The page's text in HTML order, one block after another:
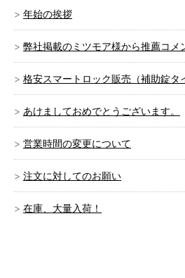
年始の挨拶
弊社掲載のミツモア様から推薦コメ
格安スマートロック販売（補助錠タ
あけましておめでとうございます。
営業時間の変更について
注文に対してのお願い
在庫、大量入荷！